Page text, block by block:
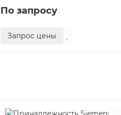
По запросу
Запрос цены